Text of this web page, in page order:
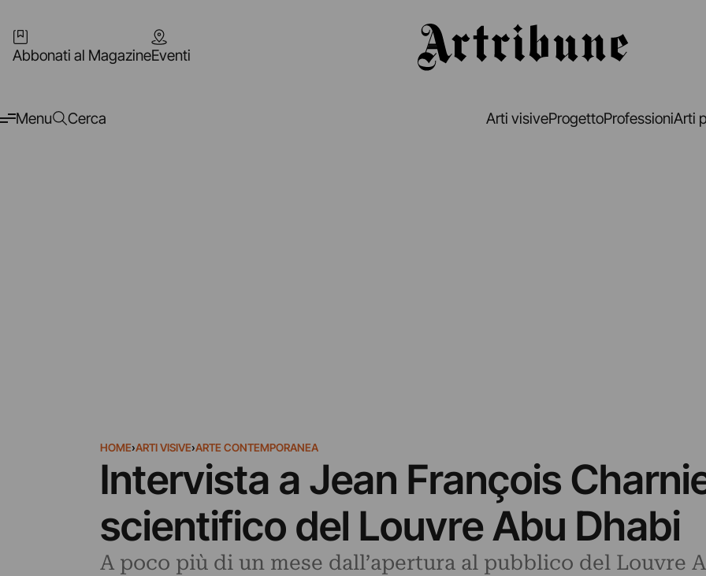
Abbonati al MagazineEventi
Menu Cerca Arti visiveProgettoProfessioniArti
HOME›ARTI VISIVE›ARTE CONTEMPORANEA
Intervista a Jean François
scientifico del Louvre Abu Dhabi
A poco più di un mese dall’apertura al pubblico del Louvre